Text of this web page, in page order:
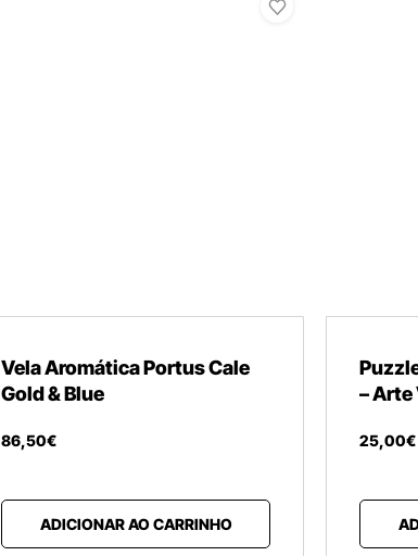
Vela Aromática Portus Cale
Gold & Blue
86,50€
ADICIONAR AO CARRINHO
– Arte
25,00€